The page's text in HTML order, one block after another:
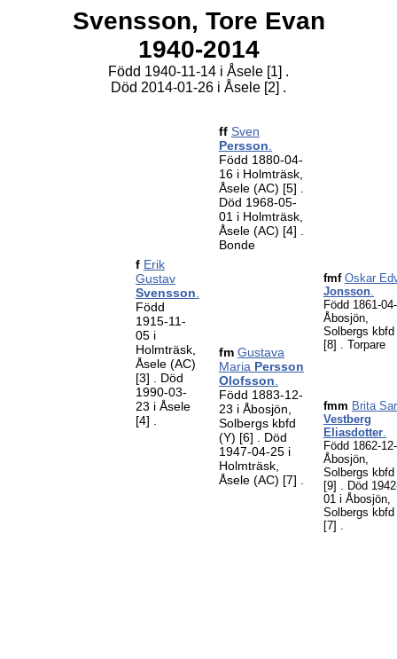
Svensson, Tore Evan
1940-2014
Född 1940-11-14 i Åsele [1] .
Död 2014-01-26 i Åsele [2] .
f Erik
Gustav
Svensson
Född
1915-11-
05 i
Holmträsk,
Åsele (AC)
[3]
. Död
1990-03-
23 i Åsele
[4]
ff Sven
Persson
Född 1880-04-
16 i Holmträsk,
Åsele (AC) [5]
Död 1968-05-
01 i Holmträsk,
Åsele (AC) [4]
Bonde
fm Gustava
Maria Persson
Olofsson
Född 1883-12-
23 i Åbosjön,
Solbergs kbfd
(Y) [6]
. Död
1947-04-25 i
Holmträsk,
Åsele (AC) [7]
fmf Oskar
Jonsson.
Född 1861-
Åbosjön,
Solbergs kbfd
[8] . Torpare
fmm Brita
Vestberg
Eliasdotter.
Född 1862-
Åbosjön,
Solbergs kbfd
[9] . Död
01 i Åbosjön,
Solbergs kbfd
[7] .